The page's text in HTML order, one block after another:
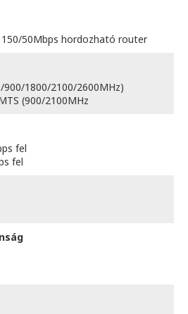
150/50Mbps hordozható router
900/1800/2100/2600MHz)
(900/2100MHz
fel
fel